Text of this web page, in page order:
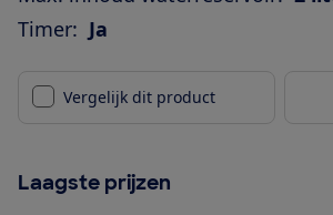
Timer: Ja
Vergelijk dit product
Laagste prijzen